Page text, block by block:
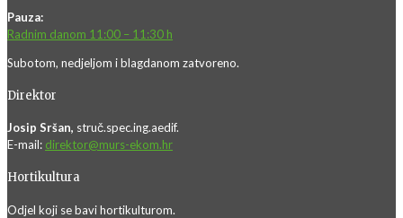
Pauza:
Radnim danom 11:00 – 11:30 h
Subotom, nedjeljom i blagdanom zatvoreno.
Direktor
Josip Sršan, struč.spec.ing.aedif.
E-mail: direktor@murs-ekom.hr
Hortikultura
Odjel koji se bavi hortikulturom.